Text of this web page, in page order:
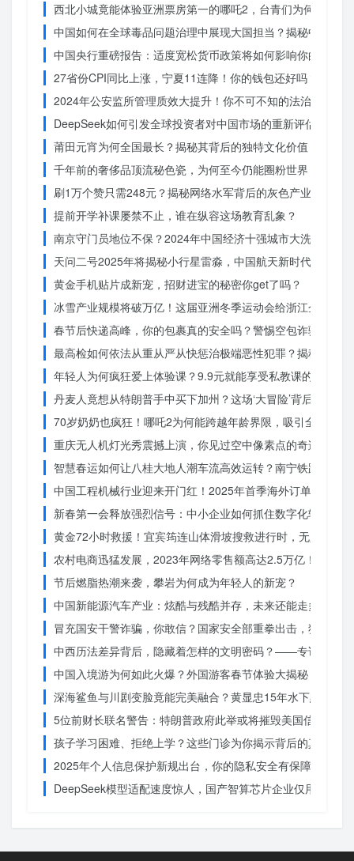
西北小城竟能体验亚洲票房第一的哪吒2，台青们为何如此惊
中国如何在全球毒品问题治理中展现大国担当？揭秘中国方
中国央行重磅报告：适度宽松货币政策将如何影响你的消费？
27省份CPI同比上涨，宁夏11连降！你的钱包还好吗？
2024年公安监所管理质效大提升！你不可不知的法治文明新
DeepSeek如何引发全球投资者对中国市场的重新评估？
莆田元宵为何全国最长？揭秘其背后的独特文化价值
千年前的奢侈品顶流秘色瓷，为何至今仍能圈粉世界？揭秘
刷1万个赞只需248元？揭秘网络水军背后的灰色产业链
提前开学补课屡禁不止，谁在纵容这场教育乱象？
南京守门员地位不保？2024年中国经济十强城市大洗牌
天问二号2025年将揭秘小行星雷淼，中国航天新时代即将开
黄金手机贴片成新宠，招财进宝的秘密你get了吗？
冰雪产业规模将破万亿！这届亚洲冬季运动会给浙江企业带
春节后快递高峰，你的包裹真的安全吗？警惕空包诈骗
最高检如何依法从重从严从快惩治极端恶性犯罪？揭秘重大
年轻人为何疯狂爱上体验课？9.9元就能享受私教课的秘密
丹麦人竟想从特朗普手中买下加州？这场‘大冒险’背后藏着什
70岁奶奶也疯狂！哪吒2为何能跨越年龄界限，吸引全民观影
重庆无人机灯光秀震撼上演，你见过空中像素点的奇迹吗？
智慧春运如何让八桂大地人潮车流高效运转？南宁铁路枢纽
中国工程机械行业迎来开门红！2025年首季海外订单激增，
新春第一会释放强烈信号：中小企业如何抓住数字化转型的
黄金72小时救援！宜宾筠连山体滑坡搜救进行时，无人机遥
农村电商迅猛发展，2023年网络零售额高达2.5万亿！你还在
节后燃脂热潮来袭，攀岩为何成为年轻人的新宠？
中国新能源汽车产业：炫酷与残酷并存，未来还能走多远？
冒充国安干警诈骗，你敢信？国家安全部重拳出击，犯罪团
中西历法差异背后，隐藏着怎样的文明密码？——专访南京
中国入境游为何如此火爆？外国游客春节体验大揭秘
深海鲨鱼与川剧变脸竟能完美融合？黄显忠15年水下默剧惊
5位前财长联名警告：特朗普政府此举或将摧毁美国信誉？
孩子学习困难、拒绝上学？这些门诊为你揭示背后的真相
2025年个人信息保护新规出台，你的隐私安全有保障了吗？
DeepSeek模型适配速度惊人，国产智算芯片企业仅用一周